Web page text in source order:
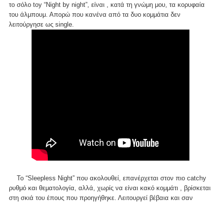
το σόλο toy “Night by night”, είναι , κατά τη γνώμη μου, τα κορυφαία
του άλμπουμ. Απορώ που κανένα από τα δυο κομμάτια δεν
λειτούργησε ως single.
Το “Sleepless Night” που ακολουθεί, επανέρχεται στον πιο catchy
ρυθμό και θεματολογία, αλλά, χωρίς να είναι κακό κομμάτι , βρίσκεται
στη σκιά του έπους που προηγήθηκε. Λειτουργεί βέβαια και σαν